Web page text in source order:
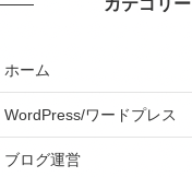
カテゴリー
ホーム
WordPress/ワードプレス
ブログ運営